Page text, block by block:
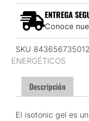
ENTREGA
Conoce
SKU
ENERGÉTICOS
Descripción
El isotonic gel es